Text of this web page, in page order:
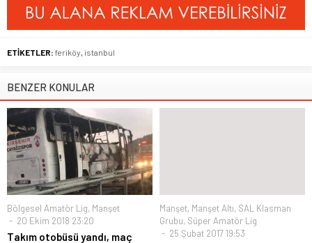
ETİKETLER: feriköy istanbul
BENZER KONULAR
Bölgesel Amatör Lig, Manşet
20 Ekim 2018 23:20
Takım otobüsü yandı, maç
Manşet, Manşet Altı, SAL Klasman
Grubu, Süper Amatör Lig
25 Şubat 2017 19:53